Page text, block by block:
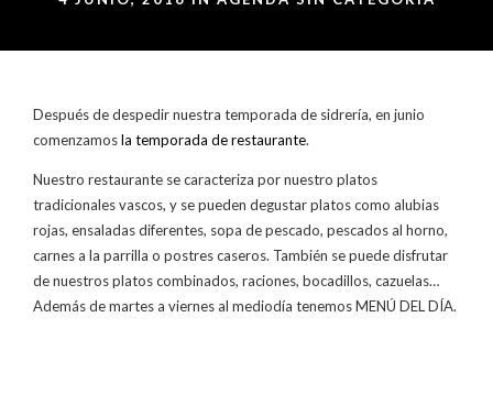
Después de despedir nuestra temporada de sidrería, en junio
comenzamosla temporada de restaurante.
Nuestro restaurante se caracteriza por nuestro platos
tradicionales vascos, y se pueden degustar platos como alubias
rojas, ensaladas diferentes, sopa de pescado, pescados al horno,
carnes a la parrilla o postres caseros. También se puede disfrutar
de nuestros platos combinados, raciones, bocadillos, cazuelas…
Además de martes a viernes al mediodía tenemos MENÚ DEL DÍA.